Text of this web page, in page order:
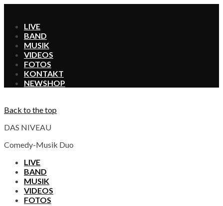
LIVE
BAND
MUSIK
VIDEOS
FOTOS
KONTAKT
SHOP
Back to the top
DAS NIVEAU
Comedy-Musik Duo
LIVE
BAND
MUSIK
VIDEOS
FOTOS